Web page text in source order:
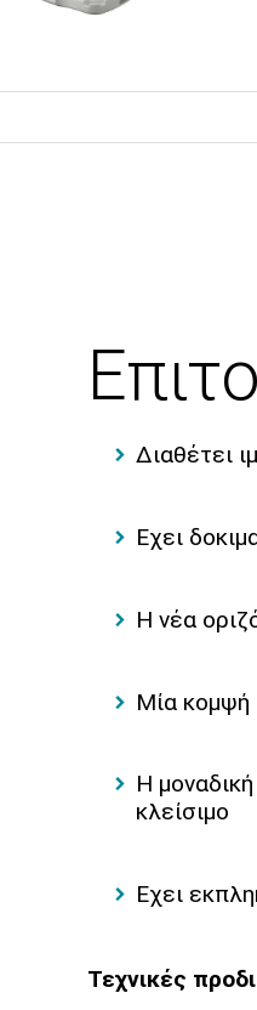
Διαθέτει
Εχει
Η νέα
Μία κομψή
Η
κλείσιμο
Eχει
Τεχνικές